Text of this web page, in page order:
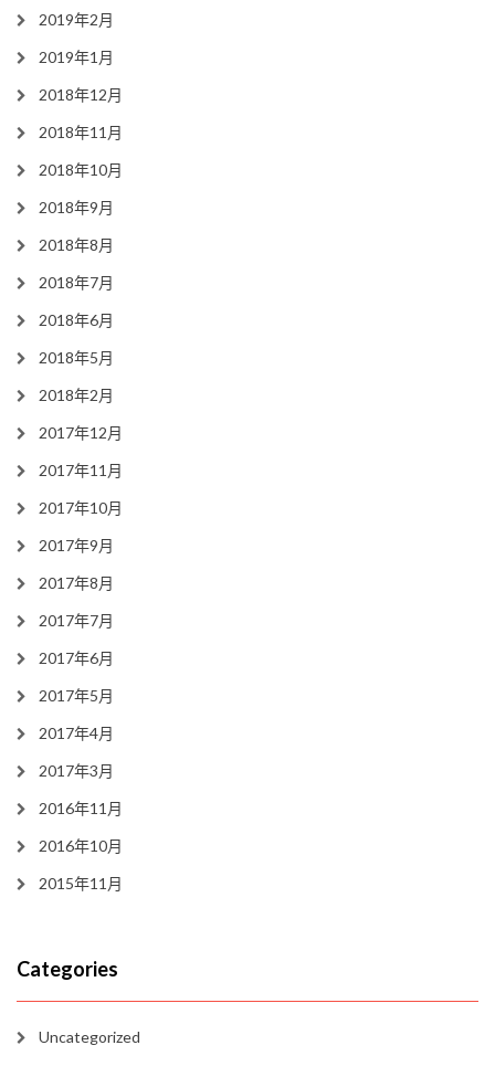
2019年2月
2019年1月
2018年12月
2018年11月
2018年10月
2018年9月
2018年8月
2018年7月
2018年6月
2018年5月
2018年2月
2017年12月
2017年11月
2017年10月
2017年9月
2017年8月
2017年7月
2017年6月
2017年5月
2017年4月
2017年3月
2016年11月
2016年10月
2015年11月
Categories
Uncategorized